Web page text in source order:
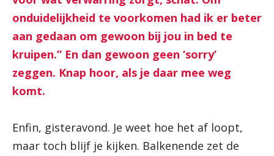
onduidelijkheid te voorkomen had ik er beter
aan gedaan om gewoon bij jou in bed te
kruipen.” En dan gewoon geen ‘sorry’
zeggen. Knap hoor, als je daar mee weg
komt.
Enfin, gisteravond. Je weet hoe het af loopt,
maar toch blijf je kijken. Balkenende zet de